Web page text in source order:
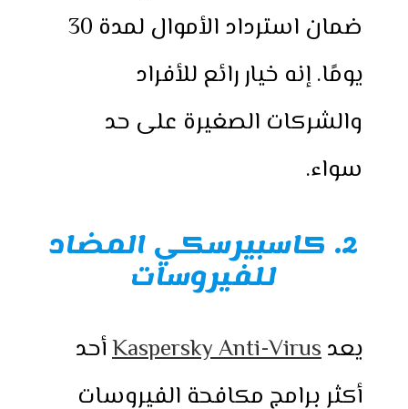
ضمان استرداد الأموال لمدة 30
يومًا. إنه خيار رائع للأفراد
والشركات الصغيرة على حد
سواء.
2. كاسبيرسكي المضاد
للفيروسات
يعدKaspersky Anti-Virusأحد
أكثر برامج مكافحة الفيروسات